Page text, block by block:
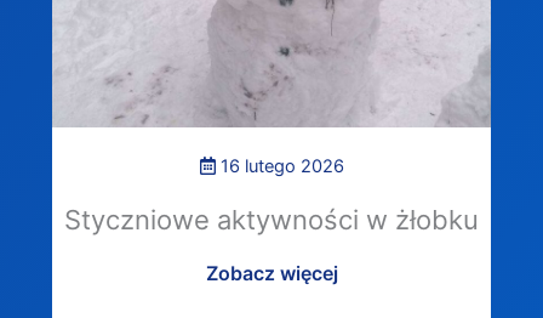
16 lutego 2026
Styczniowe aktywności w żłobku
Zobacz więcej